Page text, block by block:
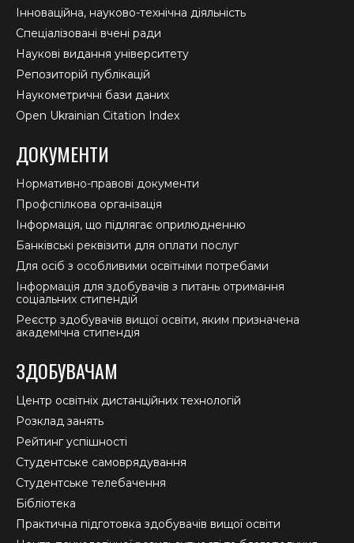
Інноваційна, науково-технічна діяльність
Спеціалізовані вчені ради
Наукові видання університету
Репозиторій публікацій
Наукометричні бази даних
Open Ukrainian Citation Index
ДОКУМЕНТИ
Нормативно-правові документи
Профспілкова організація
Інформація, що підлягає оприлюдненню
Банківські реквізити для оплати послуг
Для осіб з особливими освітніми потребами
Інформація для здобувачів з питань отримання
соціальних стипендій
Реєстр здобувачів вищої освіти, яким призначена
академічна стипендія
ЗДОБУВАЧАМ
Центр освітніх дистанційних технологій
Розклад занять
Рейтинг успішності
Студентське самоврядування
Студентське телебачення
Бібліотека
Практична підготовка здобувачів вищої освіти